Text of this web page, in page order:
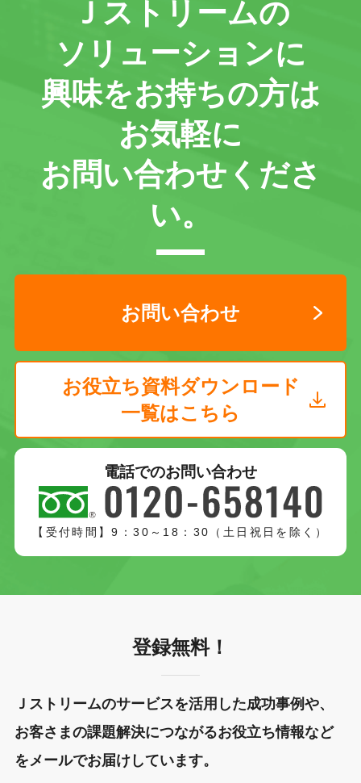
Ｊストリームの
ソリューションに
興味をお持ちの方は
お気軽に
お問い合わせくださ
い。
お問い合わせ
お役立ち資料ダウンロード
一覧はこちら
電話でのお問い合わせ
【受付時間】9：30～18：30（土日祝日を除く）
登録無料！
Ｊストリームのサービスを活用した成功事例や、
お客さまの課題解決につながるお役立ち情報など
をメールでお届けしています。